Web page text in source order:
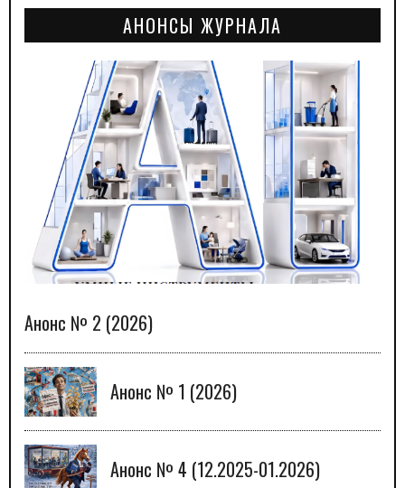
АНОНСЫ ЖУРНАЛА
Анонс № 2 (2026)
Анонс № 1 (2026)
Анонс № 4 (12.2025-01.2026)